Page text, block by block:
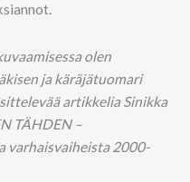
olen
ja käräjätuomari
artikkelia Sinikka
TÄHDEN –
varhaisvaiheista 2000-